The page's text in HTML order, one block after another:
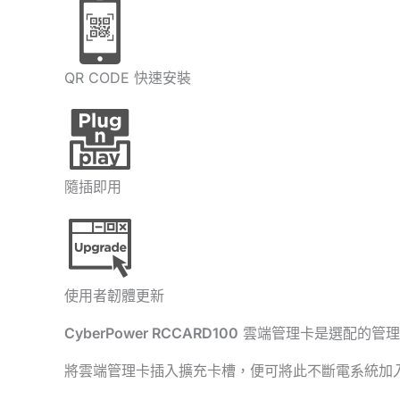
QR CODE 快速安裝
隨插即用
使用者韌體更新
CyberPower RCCARD100 雲端管理卡是選配的管
將雲端管理卡插入擴充卡槽，便可將此不斷電系統